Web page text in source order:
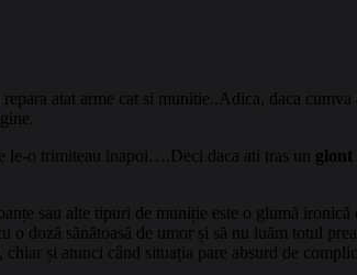
atat arme cat si munitie..Adica, daca
le-o trimiteau inapoi….Deci daca ati tras un glont
sau alte tipuri de muniție este o glumă
doză sănătoasă de umor și să nu luăm totul
și atunci când situația pare absurd de